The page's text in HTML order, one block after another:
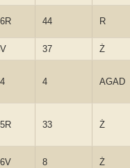
44 R
37 Ż
4 AGAD
33 Ż
8 Ż